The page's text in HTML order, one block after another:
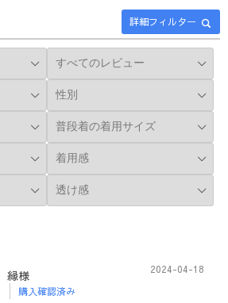
詳細フィルター
縁様
購入確認済み
2024-04-18